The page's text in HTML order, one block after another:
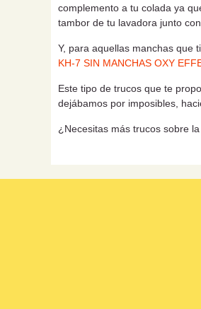
complemento a tu colada ya
tambor de tu lavadora junto con
Y, para aquellas manchas que
KH-7 SIN MANCHAS OXY
Este tipo de trucos que te
dejábamos por imposibles,
¿Necesitas más trucos sobre